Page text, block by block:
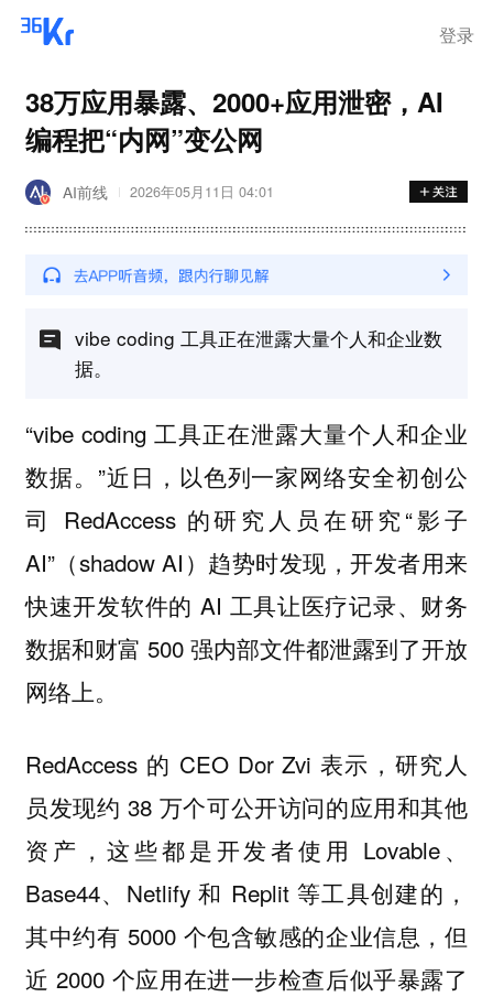
登录
38万应用暴露、2000+应用泄密，AI
编程把“内网”变公网
AI前线 2026年05月11日 04:01
vibe coding 工具正在泄露大量个人和企业数
据。
“vibe coding 工具正在泄露大量个人和企业
数据。”近日，以色列一家网络安全初创公
司 RedAccess 的研究人员在研究“影子
AI”（shadow AI）趋势时发现，开发者用来
快速开发软件的 AI 工具让医疗记录、财务
数据和财富 500 强内部文件都泄露到了开放
网络上。
RedAccess 的 CEO Dor Zvi 表示，研究人
员发现约 38 万个可公开访问的应用和其他
资产，这些都是开发者使用 Lovable、
Base44、Netlify 和 Replit 等工具创建的，
其中约有 5000 个包含敏感的企业信息，但
近 2000 个应用在进一步检查后似乎暴露了